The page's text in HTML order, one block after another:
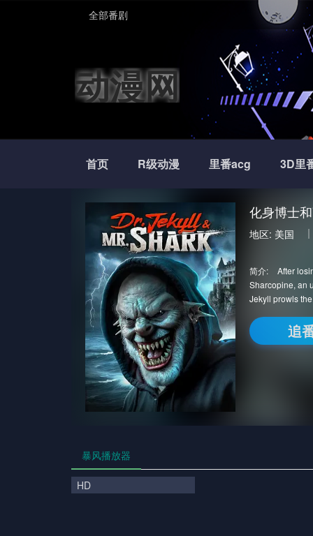
全部番剧
动漫网
首页 R级动漫 里番acg 3D里
化身博士
地区: 美国
简介:
After
Sharcopine, an
Jekyll prowls
追
暴风播放器
HD